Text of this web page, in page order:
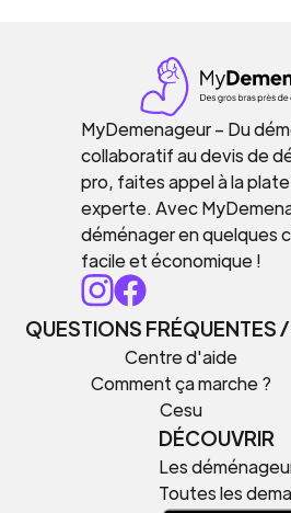
MyDemenageur – Du
collaboratif au devis de
pro, faites appel à la
experte. Avec
déménager en quelques
facile et économique !
QUESTIONS FRÉQUENTES
Centre d'aide
Comment ça marche ?
Cesu
DÉCOUVRIR
Les
Toutes les